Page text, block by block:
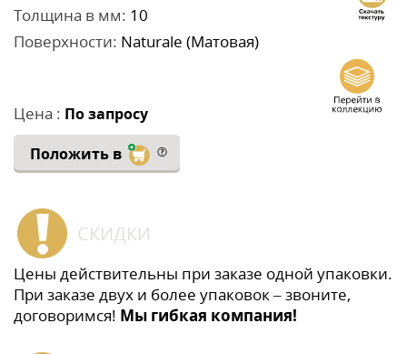
Толщина в мм: 10
Поверхности: Naturale (Матовая)
Цена : По запросу
Положить в
СКИДКИ
Цены действительны при заказе одной упаковки.
При заказе двух и более упаковок – звоните,
договоримся! Мы гибкая компания!